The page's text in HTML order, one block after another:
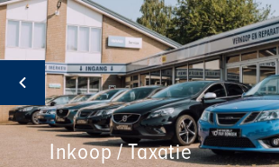
Inkoop / Taxatie